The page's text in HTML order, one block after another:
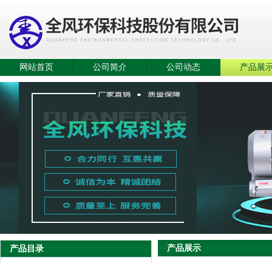
网站首页 公司简介 公司动态 产品展
产品目录 产品展示